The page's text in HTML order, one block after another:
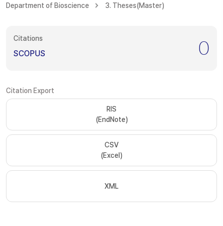
Department of Bioscience
3. Theses(Master)
Citations
SCOPUS 0
Citation Export
RIS
(EndNote)
CSV
(Excel)
XML